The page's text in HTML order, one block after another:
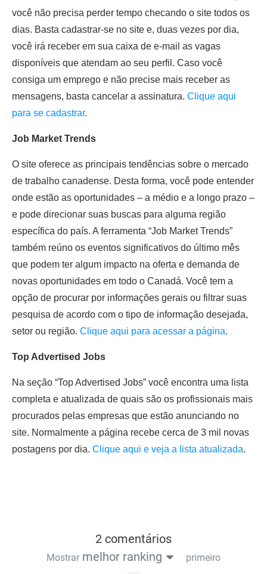
você não precisa perder tempo checando o site todos os
dias. Basta cadastrar-se no site e, duas vezes por dia,
você irá receber em sua caixa de e-mail as vagas
disponíveis que atendam ao seu perfil. Caso você
consiga um emprego e não precise mais receber as
mensagens, basta cancelar a assinatura. Clique aqui
para se cadastrar.
Job Market Trends
O site oferece as principais tendências sobre o mercado
de trabalho canadense. Desta forma, você pode entender
onde estão as oportunidades – a médio e a longo prazo –
e pode direcionar suas buscas para alguma região
específica do país. A ferramenta “Job Market Trends”
também reúno os eventos significativos do último mês
que podem ter algum impacto na oferta e demanda de
novas oportunidades em todo o Canadá. Você tem a
opção de procurar por informações gerais ou filtrar suas
pesquisa de acordo com o tipo de informação desejada,
setor ou região. Clique aqui para acessar a página.
Top Advertised Jobs
Na seção “Top Advertised Jobs” você encontra uma lista
completa e atualizada de quais são os profissionais mais
procurados pelas empresas que estão anunciando no
site. Normalmente a página recebe cerca de 3 mil novas
postagens por dia. Clique aqui e veja a lista atualizada.
2 comentários
Mostrar melhor ranking primeiro